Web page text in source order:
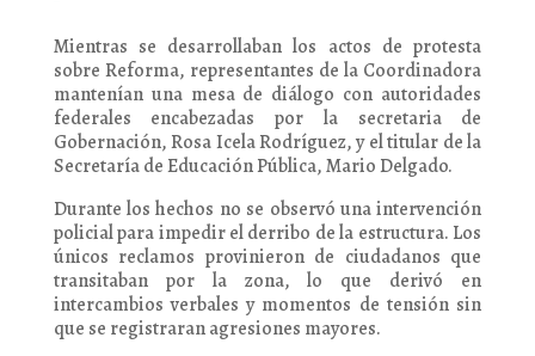
Mientras se desarrollaban los actos de protesta
sobre Reforma, representantes de la Coordinadora
mantenían una mesa de diálogo con autoridades
federales encabezadas por la secretaria de
Gobernación, Rosa Icela Rodríguez, y el titular de la
Secretaría de Educación Pública, Mario Delgado.
Durante los hechos no se observó una intervención
policial para impedir el derribo de la estructura. Los
únicos reclamos provinieron de ciudadanos que
transitaban por la zona, lo que derivó en
intercambios verbales y momentos de tensión sin
que se registraran agresiones mayores.